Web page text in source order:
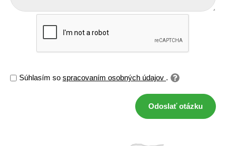
Súhlasím so spracovaním osobných údajov .
Odoslať otázku